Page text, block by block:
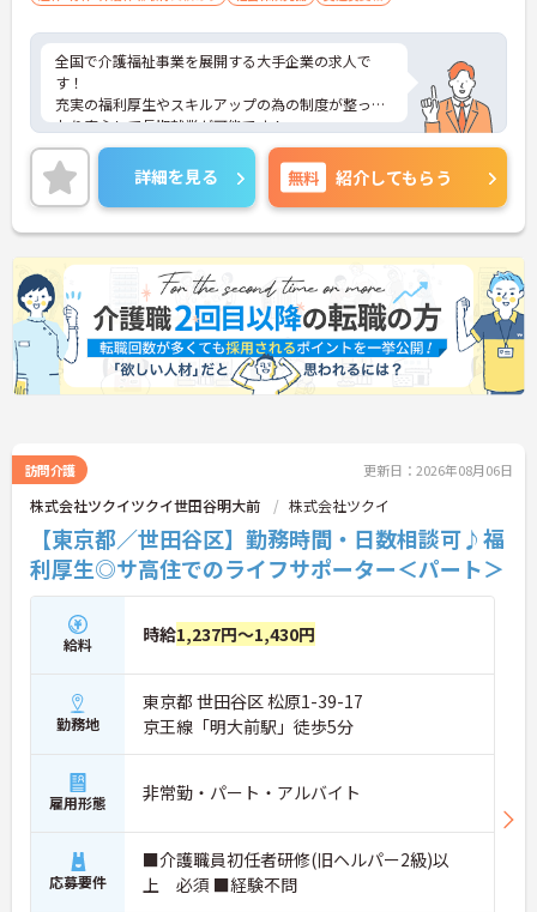
全国で介護福祉事業を展開する大手企業の求人で
す！
充実の福利厚生やスキルアップの為の制度が整って
おり安心して長期就業が可能です！
ご興味ある方には、面接のポイントなど、さらに詳
細をお話致しますのでお気軽にご相談ください。
詳細を見る 無料 紹介してもらう
訪問介護 更新日：2026年08月06日
株式会社ツクイツクイ世田谷明大前 株式会社ツクイ
【東京都／世田谷区】勤務時間・日数相談可♪福
利厚生◎サ高住でのライフサポーター＜パート＞
給料 時給1,237円～1,430円
勤務地
東京都 世田谷区 松原1-39-17
京王線「明大前駅」徒歩5分
雇用形態 非常勤・パート・アルバイト
応募要件
■介護職員初任者研修(旧ヘルパー2級)以
上 必須 ■経験不問